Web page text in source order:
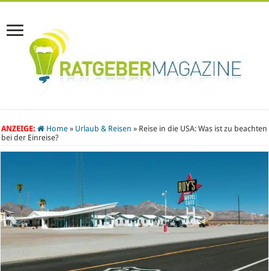
ANZEIGE: Home » Urlaub & Reisen » Reise in die USA: Was ist zu beachten
bei der Einreise?